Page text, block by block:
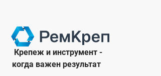
Крепеж и инструмент -
когда важен результат